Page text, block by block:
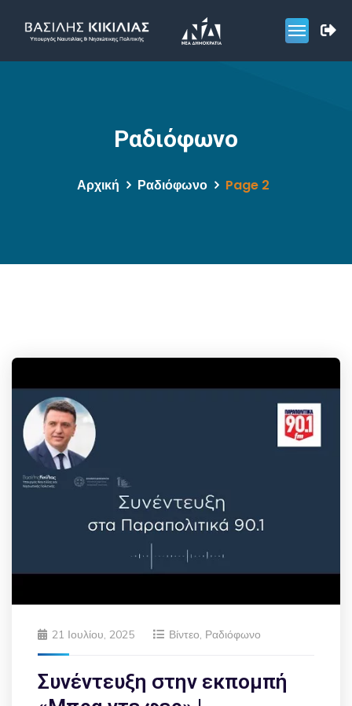
Ραδιόφωνο
Αρχική Ραδιόφωνο Page 2
21 Ιουλίου, 2025 Βίντεο Ραδιόφωνο
Συνέντευξη στην εκπομπή